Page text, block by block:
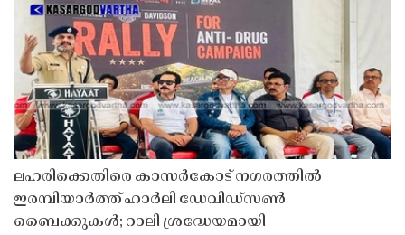
ലഹരിക്കെതിരെ കാസർകോട് നഗരത്തിൽ
ഇരമ്പിയാർത്ത് ഹാർലി ഡേവിഡ്‌സൺ
ബൈക്കുകൾ; റാലി ശ്രദ്ധേയമായി